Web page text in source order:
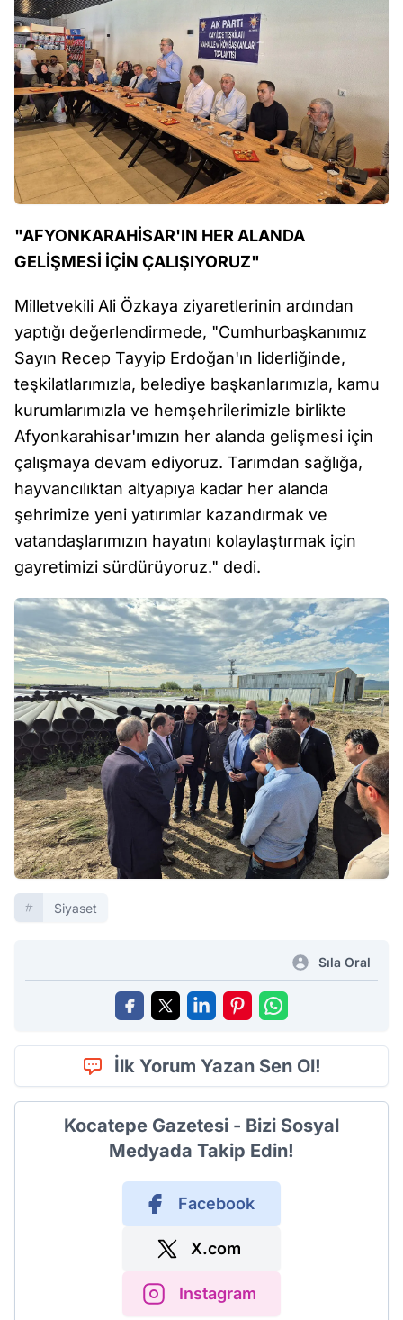
"AFYONKARAHİSAR'IN HER ALANDA
GELİŞMESİ İÇİN ÇALIŞIYORUZ"
Milletvekili Ali Özkaya ziyaretlerinin ardından
yaptığı değerlendirmede, "Cumhurbaşkanımız
Sayın Recep Tayyip Erdoğan'ın liderliğinde,
teşkilatlarımızla, belediye başkanlarımızla, kamu
kurumlarımızla ve hemşehrilerimizle birlikte
Afyonkarahisar'ımızın her alanda gelişmesi için
çalışmaya devam ediyoruz. Tarımdan sağlığa,
hayvancılıktan altyapıya kadar her alanda
şehrimize yeni yatırımlar kazandırmak ve
vatandaşlarımızın hayatını kolaylaştırmak için
gayretimizi sürdürüyoruz." dedi.
Siyaset
Sıla Oral
İlk Yorum Yazan Sen Ol!
Kocatepe Gazetesi - Bizi Sosyal
Medyada Takip Edin!
Facebook
X.com
Instagram